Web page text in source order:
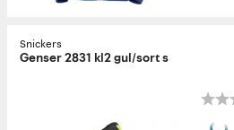
Snickers
Genser 2831 kl2 gul/sort s